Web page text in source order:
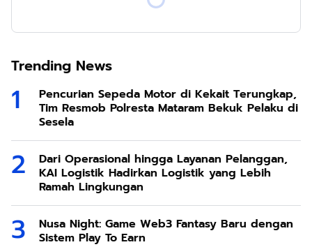
Trending News
Pencurian Sepeda Motor di Kekait Terungkap,
Tim Resmob Polresta Mataram Bekuk Pelaku di
Sesela
Dari Operasional hingga Layanan Pelanggan,
KAI Logistik Hadirkan Logistik yang Lebih
Ramah Lingkungan
Nusa Night: Game Web3 Fantasy Baru dengan
Sistem Play To Earn